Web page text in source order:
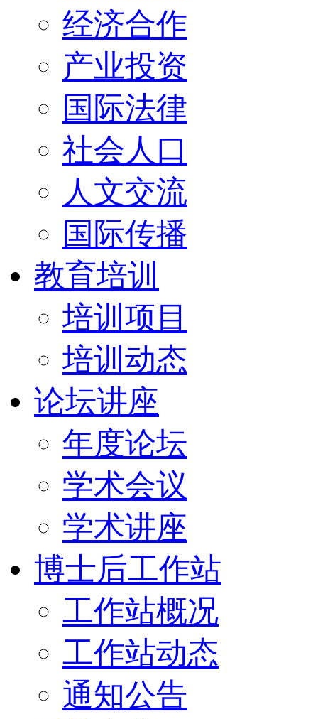
经济合作
产业投资
国际法律
社会人口
人文交流
国际传播
教育培训
培训项目
培训动态
论坛讲座
年度论坛
学术会议
学术讲座
博士后工作站
工作站概况
工作站动态
通知公告